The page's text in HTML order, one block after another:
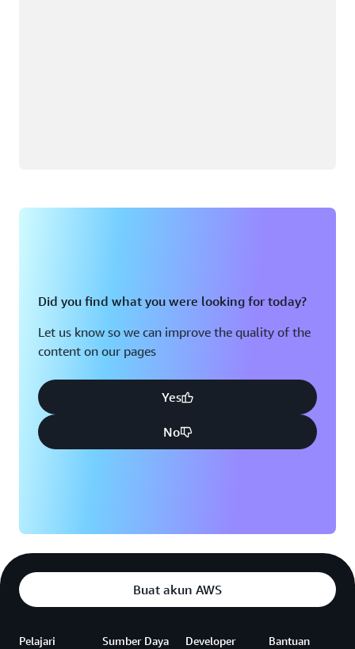
Did you find what you were looking for today?
Let us know so we can improve the quality of the
content on our pages
Yes
No
Buat akun AWS
Pelajari Sumber Daya Developer Bantuan